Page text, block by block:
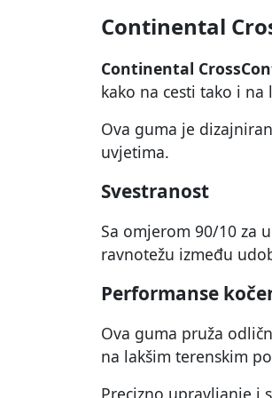
Continental
Continental
kako na cesti tako i na
Ova guma je
uvjetima.
Svestranost
Sa omjerom 90/10 za
ravnotežu između
Performanse
Ova guma pruža
na lakšim terenskim